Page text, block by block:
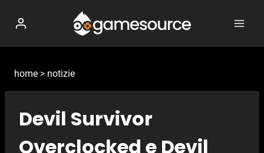
contenuto
home > notizie
Devil Survivor
Overclocked e Devil